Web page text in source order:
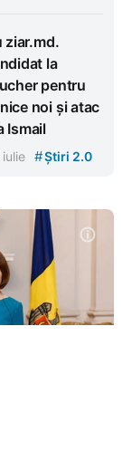
ziar.md.
la
pentru
noi și atac
Ismail
#Știri 2.0